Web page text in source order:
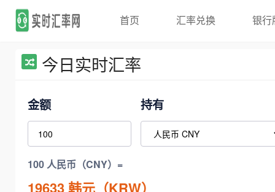
首页 汇率兑换 银行
今日实时汇率
金额 持有
100 人民币（CNY）=
19633韩元（KRW）